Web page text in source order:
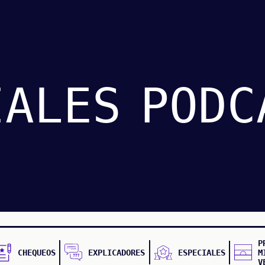
CHEQUEOS EXPLICADORES ESPECIALES